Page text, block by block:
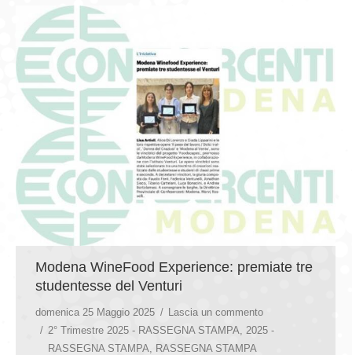
Modena WineFood Experience: premiate tre
studentesse del Venturi
domenica 25 Maggio 2025
Lascia un commento
2° Trimestre 2025 - RASSEGNA STAMPA
2025 -
RASSEGNA STAMPA
RASSEGNA STAMPA